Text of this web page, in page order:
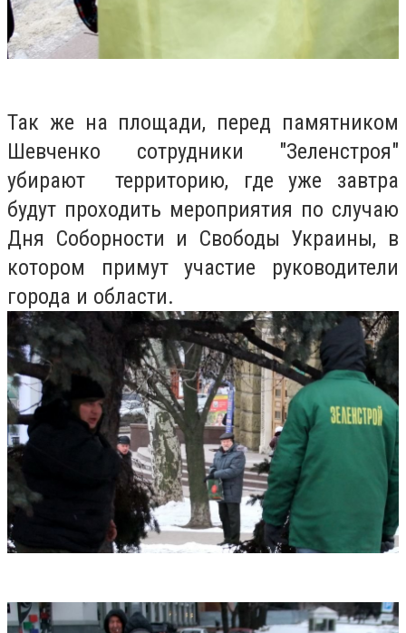
Так же на площади, перед памятником
Шевченко сотрудники "Зеленстроя"
убирают территорию, где уже завтра
будут проходить мероприятия по случаю
Дня Соборности и Свободы Украины, в
котором примут участие руководители
города и области.